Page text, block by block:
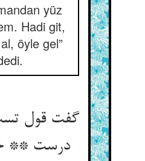
yüz
Hadi git,
al, öyle gel”
گفت قول
درست **